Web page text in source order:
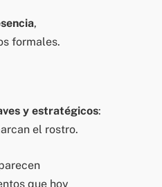
,
formales.
y estratégicos:
el rostro.
que hoy